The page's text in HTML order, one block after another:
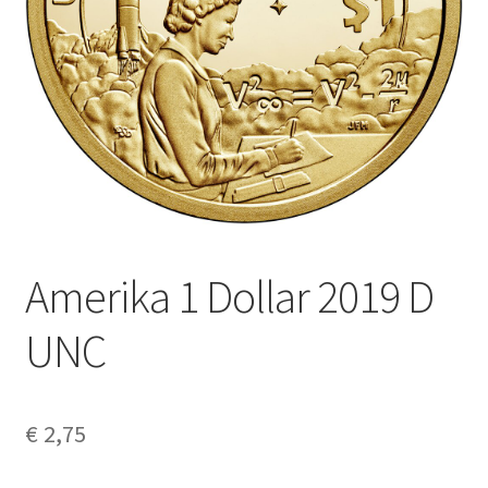
Alg. voorw.
Privacybeleid PMH Enibas
Amerika 1 Dollar 2019 D
UNC
€ 2,75